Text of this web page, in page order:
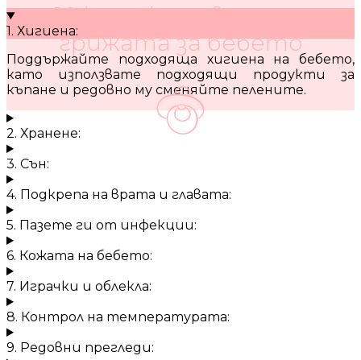
10 кратки съвета за
грижата за бебето
1. Хигиена:
Поддържайте подходяща хигиена на бебето,
като използвате подходящи продукти за
къпане и редовно му сменяйте пелените.
2. Хранене:
3. Сън:
4. Подкрепа на врата и главата:
5. Пазете ги от инфекции:
6. Кожата на бебето:
7. Играчки и облекла:
8. Контрол на температурата:
9. Редовни прегледи: